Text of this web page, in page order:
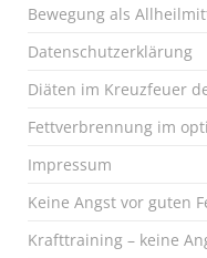
Bewegung als
Datenschutzerklärung
Diäten im Kreuzfeuer
Fettverbrennung im
Impressum
Keine Angst vor guten
Krafttraining – keine